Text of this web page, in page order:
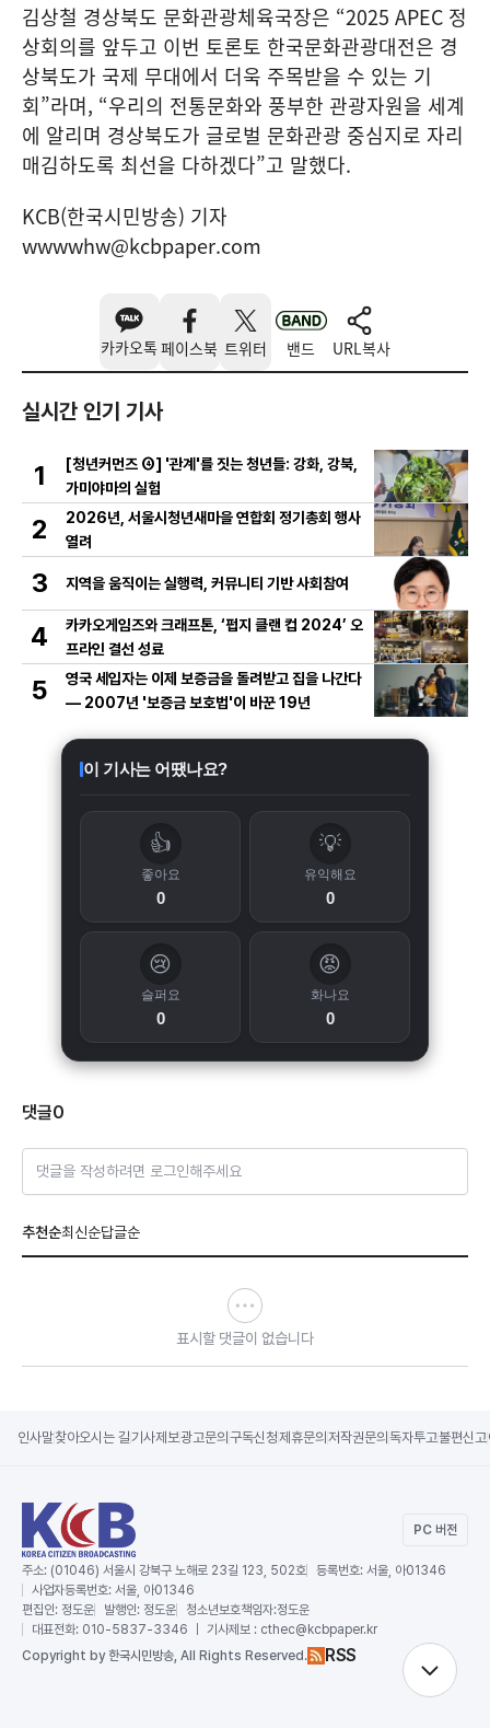
김상철 경상북도 문화관광체육국장은 “2025 APEC 정
상회의를 앞두고 이번 토론토 한국문화관광대전은 경
상북도가 국제 무대에서 더욱 주목받을 수 있는 기
회”라며, “우리의 전통문화와 풍부한 관광자원을 세계
에 알리며 경상북도가 글로벌 문화관광 중심지로 자리
매김하도록 최선을 다하겠다”고 말했다.
KCB(한국시민방송) 기자
wwwwhw@kcbpaper.com
카카오톡 페이스북 트위터 밴드 URL복사
실시간 인기 기사
1
[청년커먼즈 ④] '관계'를 짓는 청년들: 강화, 강북,
가미야마의 실험
2
2026년, 서울시청년새마을 연합회 정기총회 행사
열려
3 지역을 움직이는 실행력, 커뮤니티 기반 사회참여
4
카카오게임즈와 크래프톤, ‘펍지 클랜 컵 2024’ 오
프라인 결선 성료
5
영국 세입자는 이제 보증금을 돌려받고 집을 나간다
— 2007년 '보증금 보호법'이 바꾼 19년
이 기사는 어땠나요?
👍
좋아요
0
💡
유익해요
0
😢
슬퍼요
0
😡
화나요
0
댓글0
댓글을 작성하려면 로그인해주세요
추천순최신순답글순
표시할 댓글이 없습니다
인사말찾아오시는 길기사제보광고문의 구독신청제휴문의 저작권문의 독자투고불편신고
PC 버전
주소: (01046) 서울시 강북구 노해로 23길 123, 502호 등록번호: 서울, 아01346
사업자등록번호: 서울, 아01346
편집인: 정도운 발행인: 정도운 청소년보호책임자:정도운
대표전화: 010-5837-3346 ｜ 기사제보 : cthec@kcbpaper.kr
Copyright by 한국시민방송, All Rights Reserved. RSS